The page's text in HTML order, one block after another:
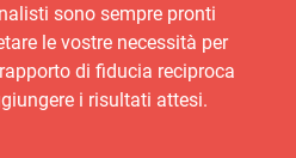
sono sempre pronti
le vostre necessità per
di fiducia reciproca
i risultati attesi.